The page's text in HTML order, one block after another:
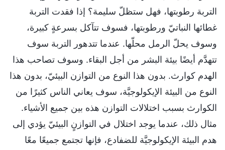
التربة رطوبتها، فهل ستظلّ سليمة؟ إذا فقدت التربة
غطائها النباتيّ ورطوبتها، فسوف تتآكل بسرعةٍ كبيرة،
وسوف يحلّ الرمل محلّها. عندما تتدهور التربة سوف
تتهدَّم أيضًا بيئة البشر من أجل البقاء. وسوف تصاحب هذا
الهدم كوارث. بدون هذا النوع من التوازن البيئيّ، بدون هذا
النوع من البيئة الإيكولوجيَّة، سوف يعاني الناس كثيرًا من
الكوارث بسبب اختلالات التوازن هذه بين جميع الأشياء.
مثال ذلك، عندما يوجد اختلال في التوازنٍ البيئيّ يؤدي إلى
هدم البيئة الإيكولوجيَّة للضفادع، فإنها تجتمع جميعًا معًا